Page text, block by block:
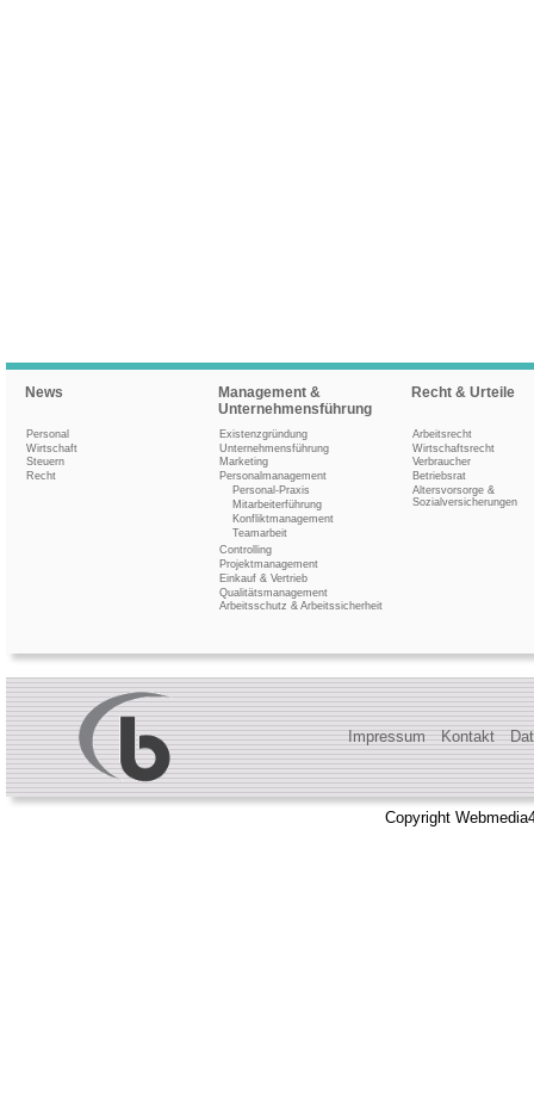
News
Personal
Wirtschaft
Steuern
Recht
Management &
Unternehmensführung
Existenzgründung
Unternehmensführung
Marketing
Personalmanagement
Personal-Praxis
Mitarbeiterführung
Konfliktmanagement
Teamarbeit
Controlling
Projektmanagement
Einkauf & Vertrieb
Qualitätsmanagement
Arbeitsschutz & Arbeitssicherheit
Recht & Urteile
Arbeitsrecht
Wirtschaftsrecht
Verbraucher
Betriebsrat
Altersvorsorge &
Sozialversicherungen
Impressum Kontakt
Copyright